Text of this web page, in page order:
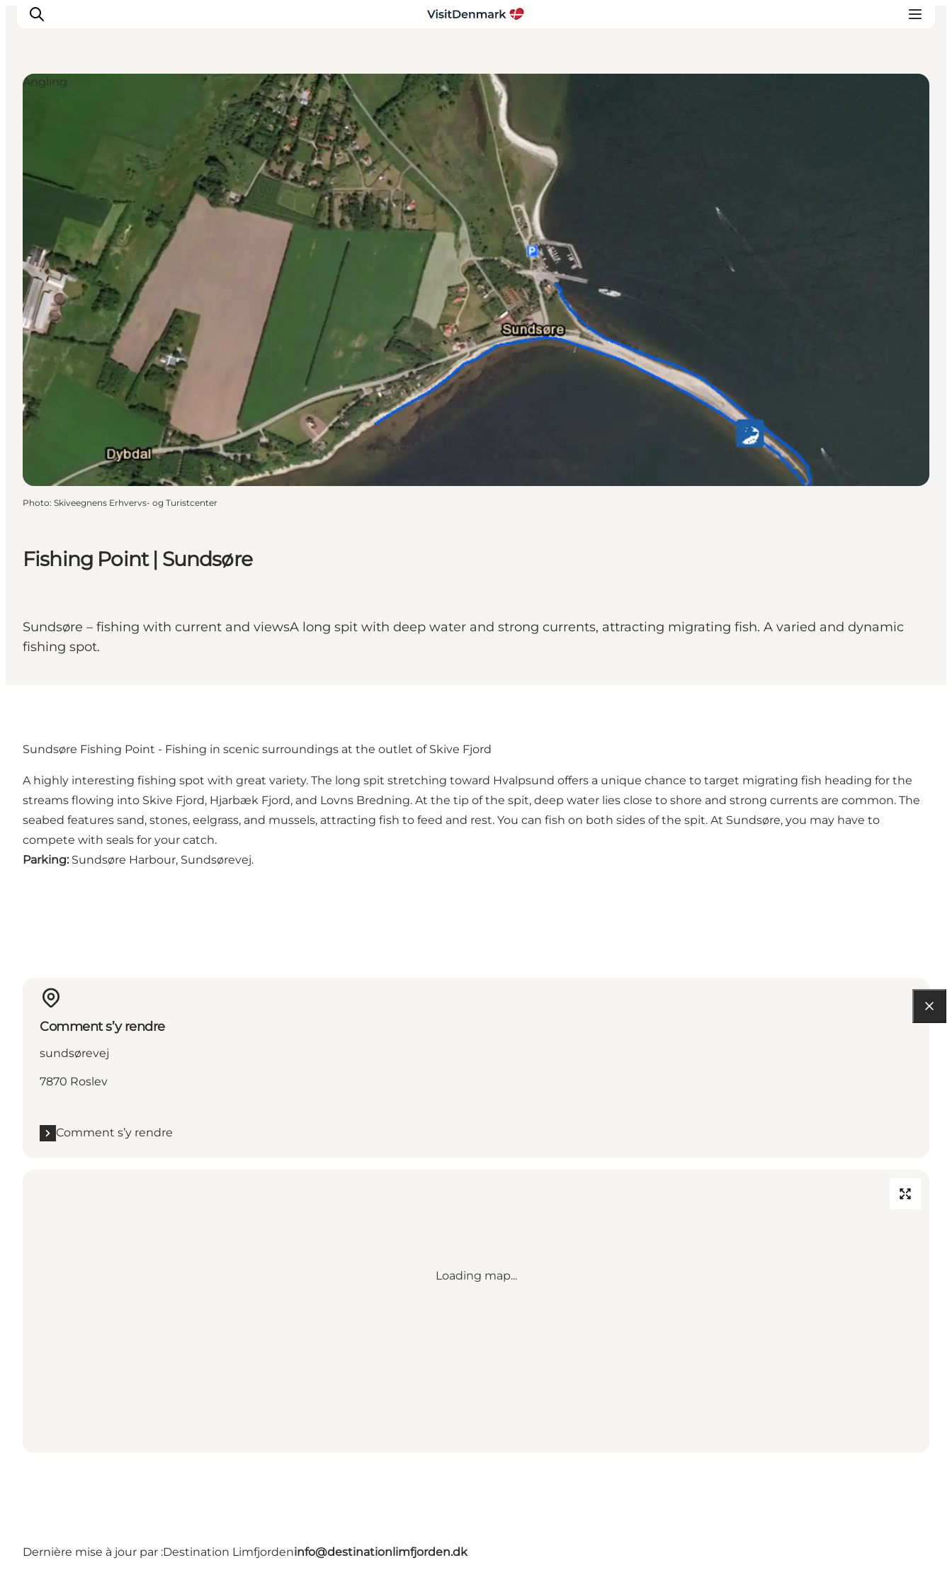
Hébergements
Planifiez votre voyage
Fishing Point | Sundsøre
Sundsøre – fishing with current and viewsA long spit with deep water and strong currents, attracting migrating fish. A varied and dynamic
fishing spot.
Angling
Photo: Skiveegnens Erhvervs- og Turistcenter
Sundsøre Fishing Point - Fishing in scenic surroundings at the outlet of Skive Fjord
A highly interesting fishing spot with great variety. The long spit stretching toward Hvalpsund offers a unique chance to target migrating fish heading for the
streams flowing into Skive Fjord, Hjarbæk Fjord, and Lovns Bredning. At the tip of the spit, deep water lies close to shore and strong currents are common. The
seabed features sand, stones, eelgrass, and mussels, attracting fish to feed and rest. You can fish on both sides of the spit. At Sundsøre, you may have to
compete with seals for your catch.
Parking: Sundsøre Harbour, Sundsørevej.
Comment s’y rendre
sundsørevej
7870 Roslev
Comment s’y rendre
Loading map...
Dernière mise à jour par :Destination Limfjordeninfo@destinationlimfjorden.dk